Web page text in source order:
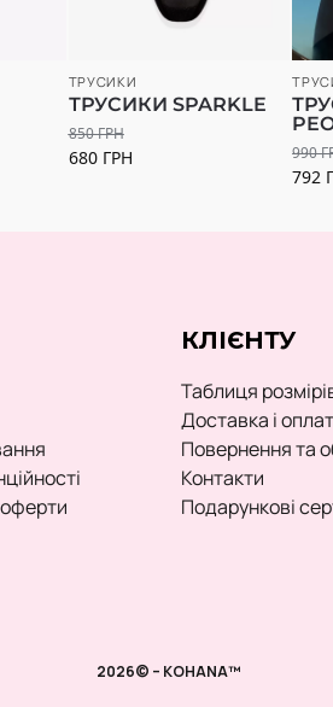
ТРУСИКИ
ТРУСИКИ SPARKLE
850ГРН
680 ГРН 990
792
оферти
КЛІЄНТУ
Таблиця
Доставка і
Повернення та
Контакти
Подарункові
2026© – KOHANA™